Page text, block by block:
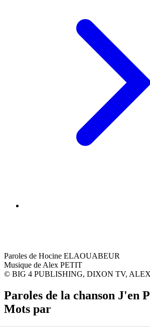
Paroles de Hocine ELAOUABEUR
Musique de Alex PETIT
© BIG 4 PUBLISHING, DIXON TV,
Paroles de la chanson J'en
Mots par